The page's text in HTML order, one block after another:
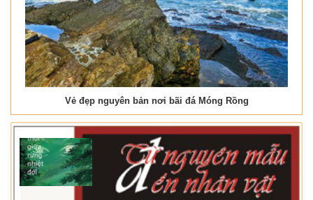
Vẻ đẹp nguyên bản nơi bãi đá Móng Rồng